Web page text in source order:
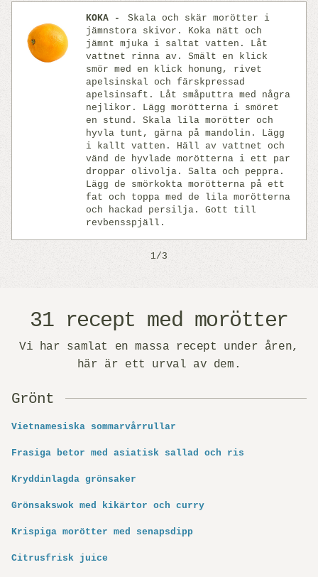
KOKA
Skala och skär morötter i
jämnstora skivor. Koka nätt och
jämnt mjuka i saltat vatten. Låt
vattnet rinna av. Smält en klick
smör med en klick honung, rivet
apelsinskal och färskpressad
apelsinsaft. Låt småputtra med några
nejlikor. Lägg morötterna i smöret
en stund. Skala lila morötter och
hyvla tunt, gärna på mandolin. Lägg
i kallt vatten. Häll av vattnet och
vänd de hyvlade morötterna i ett par
droppar olivolja. Salta och peppra.
Lägg de smörkokta morötterna på ett
fat och toppa med de lila morötterna
och hackad persilja. Gott till
revbensspjäll.
1/3
31 recept med morötter
Vi har samlat en massa recept under åren,
här är ett urval av dem.
Grönt
Vietnamesiska sommarvårrullar
Frasiga betor med asiatisk sallad och ris
Kryddinlagda grönsaker
Grönsakswok med kikärtor och curry
Krispiga morötter med senapsdipp
Citrusfrisk juice